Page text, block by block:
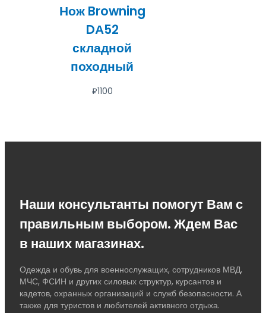
Нож Browning
DА52
складной
походный
₽1100
Наши консультанты помогут Вам с
правильным выбором. Ждем Вас
в наших магазинах.
Одежда и обувь для военнослужащих, сотрудников МВД,
МЧС, ФСИН и других силовых структур, курсантов и
кадетов, охранных организаций и служб безопасности. А
также для туристов и любителей активного отдыха.